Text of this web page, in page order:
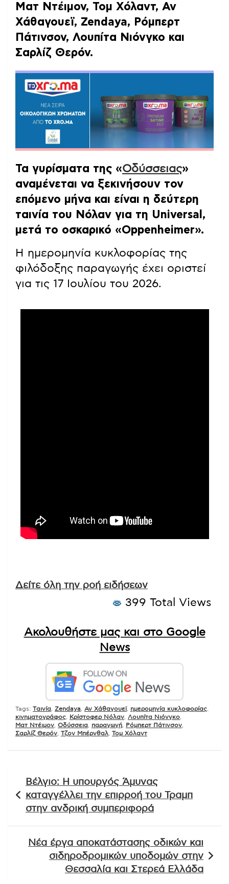
Ματ Ντέιμον, Τομ Χόλαντ, Αν
Χάθαγουεϊ, Zendaya, Ρόμπερτ
Πάτινσον, Λουπίτα Νιόνγκο και
Σαρλίζ Θερόν.
Τα γυρίσματα της «Οδύσσειας»
αναμένεται να ξεκινήσουν τον
επόμενο μήνα και είναι η δεύτερη
ταινία του Νόλαν για τη Universal,
μετά το οσκαρικό «Oppenheimer».
Η ημερομηνία κυκλοφορίας της
φιλόδοξης παραγωγής έχει οριστεί
για τις 17 Ιουλίου του 2026.
Δείτε όλη την ροή ειδήσεων
399 Total Views
Ακολουθήστε μας και στο Google
News
Tags: Tαινία Zendaya Αν Χάθαγουεϊ, ημερομηνία κυκλοφορίας
κινηματογράφος
Κρίστοφερ Νόλαν Λουπίτα Νιόνγκο
Ματ Ντέιμον Οδύσσεια παραγωγή Ρόμπερτ Πάτινσον
Σαρλίζ Θερόν Τζον Μπέρνθαλ Τομ Χόλαντ
άρθρων
Βέλγιο: Η υπουργός Άμυνας
καταγγέλλει την επιρροή του Τραμπ
στην ανδρική συμπεριφορά
Νέα έργα αποκατάστασης οδικών και
σιδηροδρομικών υποδομών στην
Θεσσαλία και Στερεά Ελλάδα